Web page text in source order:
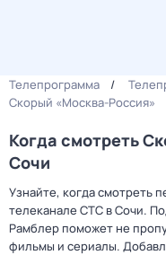
Телепрограмма
Скорый «Москва-Россия»
Когда смотреть
Сочи
Узнайте, когда смотреть
телеканале СТС в Сочи.
Рамблер поможет не
фильмы и сериалы.